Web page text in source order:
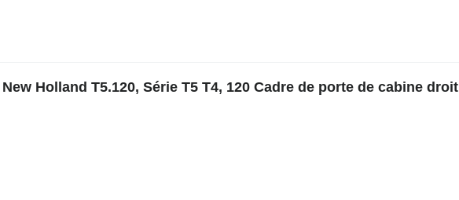
Holland T5.120, Série T5 T4, 120 Cadre de porte de cabine droit